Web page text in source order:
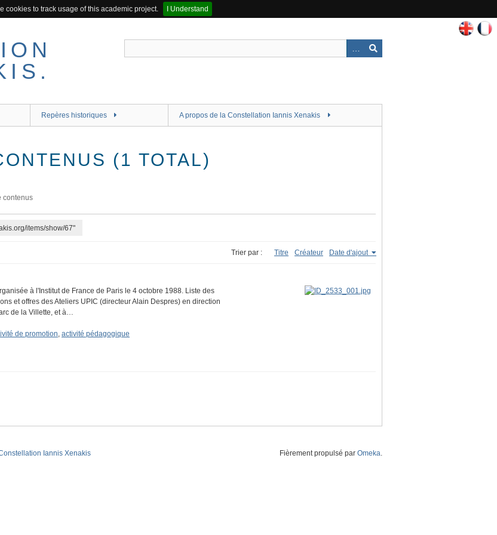
cookies to track usage of this academic project.
I Understand
Repères historiques A propos de la Constellation Iannis Xenakis
(1 TOTAL)
contenus
items/show/67"
Trier par : Titre Créateur Date d'ajout
à l'Institut de France de Paris le 4 octobre 1988. Liste des
et offres des Ateliers UPIC (directeur Alain Despres) en direction
de la Villette, et à…
de promotion, activité pédagogique
Iannis Xenakis Fièrement propulsé par Omeka.